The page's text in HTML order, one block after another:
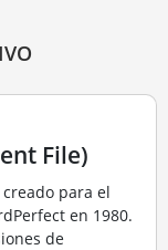
File)
para el
en 1980.
de